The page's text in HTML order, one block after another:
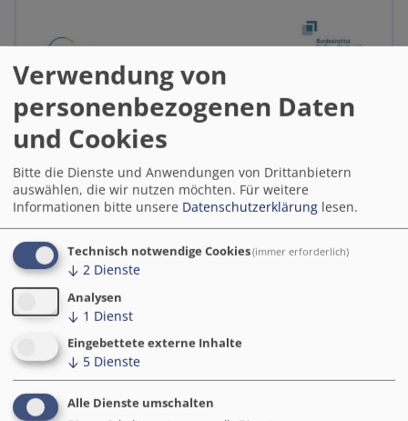
Verwendung von
personenbezogenen Daten
und Cookies
Bitte die Dienste und Anwendungen von Drittanbietern
auswählen, die wir nutzen möchten. Für weitere
Informationen bitte unsere Datenschutzerklärung lesen.
Technisch notwendige Cookies(immer erforderlich)
↓ 2 Dienste
Analysen
↓ 1 Dienst
Eingebettete externe Inhalte
↓ 5 Dienste
Alle Dienste umschalten